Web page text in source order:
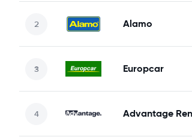
Alamo
Europcar
Advantage